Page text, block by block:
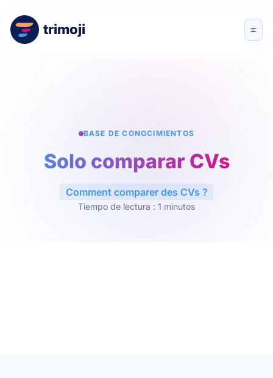
trimoji
BASE DE CONOCIMIENTOS
Solo comparar CVs
Comment comparer des CVs ?
Tiempo de lectura : 1 minutos